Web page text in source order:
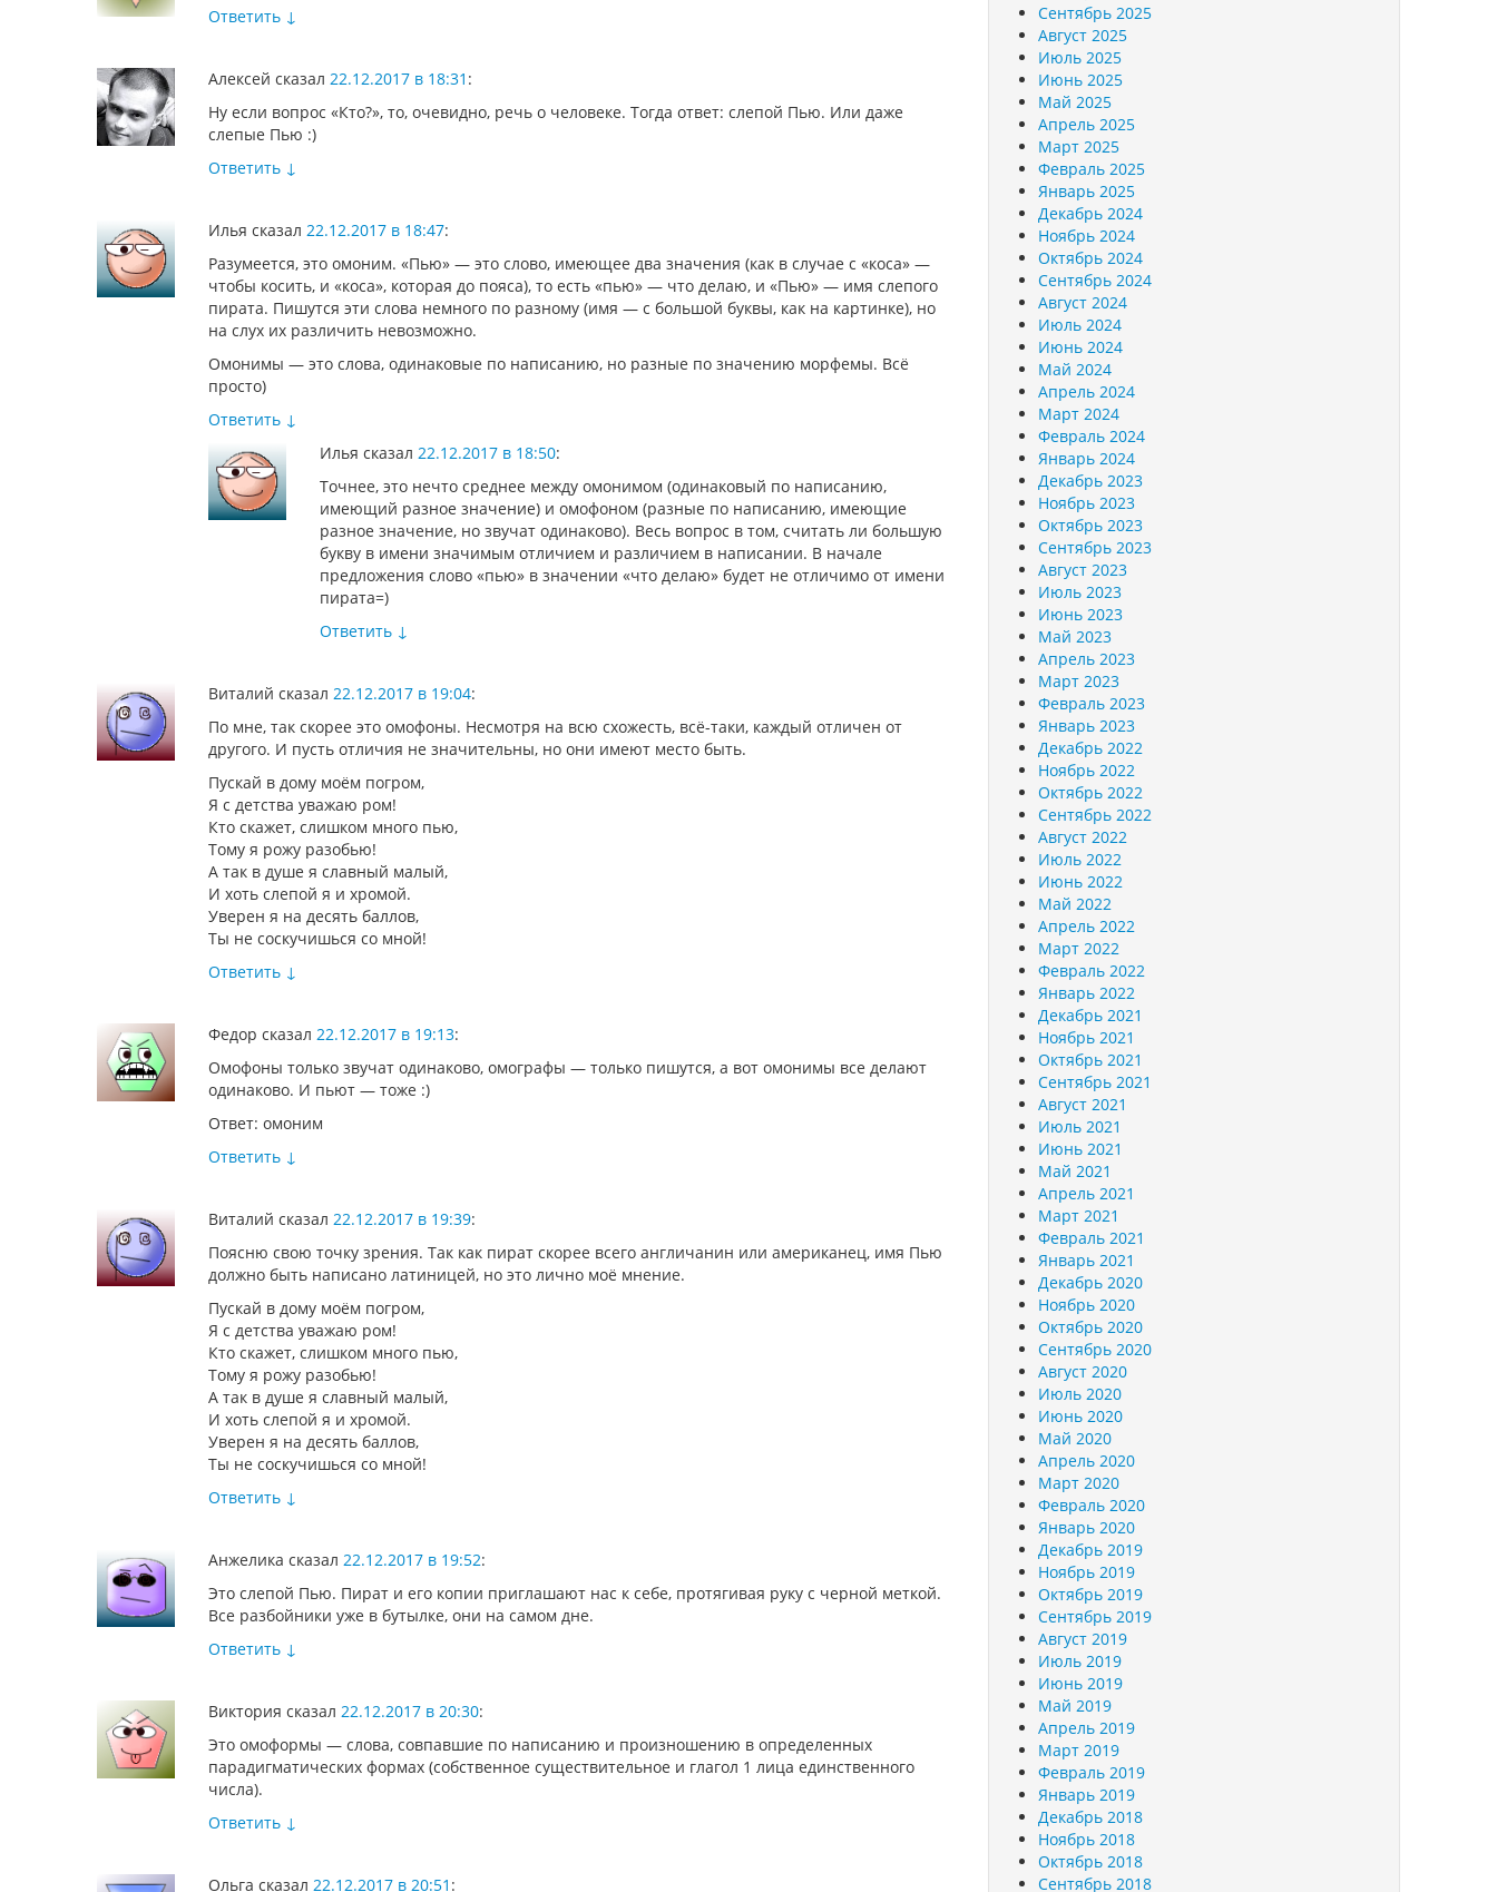
Ответить ↓
Алексей сказал 22.12.2017 в 18:31 :
Ну если вопрос «Кто?», то, очевидно, речь о человеке. Тогда ответ: слепой Пью. Или даже
слепые Пью :)
Ответить ↓
Илья сказал 22.12.2017 в 18:47:
Разумеется, это омоним. «Пью» — это слово, имеющее два значения (как в случае с «коса» —
чтобы косить, и «коса», которая до пояса), то есть «пью» — что делаю, и «Пью» — имя слепого
пирата. Пишутся эти слова немного по разному (имя — с большой буквы, как на картинке), но
на слух их различить невозможно.
Омонимы — это слова, одинаковые по написанию, но разные по значению морфемы. Всё
просто)
Ответить ↓
Илья сказал 22.12.2017 в 18:50:
Точнее, это нечто среднее между омонимом (одинаковый по написанию,
имеющий разное значение) и омофоном (разные по написанию, имеющие
разное значение, но звучат одинаково). Весь вопрос в том, считать ли большую
букву в имени значимым отличием и различием в написании. В начале
предложения слово «пью» в значении «что делаю» будет не отличимо от имени
пирата=)
Ответить ↓
Виталий сказал 22.12.2017 в 19:04:
По мне, так скорее это омофоны. Несмотря на всю схожесть, всё-таки, каждый отличен от
другого. И пусть отличия не значительны, но они имеют место быть.
Пускай в дому моём погром,
Я с детства уважаю ром!
Кто скажет, слишком много пью,
Тому я рожу разобью!
А так в душе я славный малый,
И хоть слепой я и хромой.
Уверен я на десять баллов,
Ты не соскучишься со мной!
Ответить ↓
Федор сказал 22.12.2017 в 19:13:
Омофоны только звучат одинаково, омографы — только пишутся, а вот омонимы все делают
одинаково. И пьют — тоже :)
Ответ: омоним
Ответить ↓
Виталий сказал 22.12.2017 в 19:39:
Поясню свою точку зрения. Так как пират скорее всего англичанин или американец, имя Пью
должно быть написано латиницей, но это лично моё мнение.
Пускай в дому моём погром,
Я с детства уважаю ром!
Кто скажет, слишком много пью,
Тому я рожу разобью!
А так в душе я славный малый,
И хоть слепой я и хромой.
Уверен я на десять баллов,
Ты не соскучишься со мной!
Ответить ↓
Анжелика сказал 22.12.2017 в 19:52:
Это слепой Пью. Пират и его копии приглашают нас к себе, протягивая руку с черной меткой.
Все разбойники уже в бутылке, они на самом дне.
Ответить ↓
Виктория сказал 22.12.2017 в 20:30:
Это омоформы — слова, совпавшие по написанию и произношению в определенных
парадигматических формах (собственное существительное и глагол 1 лица единственного
числа).
Ответить ↓
Ольга сказал 22.12.2017 в 20:51 :
Сентябрь 2025
Август 2025
Июль 2025
Июнь 2025
Май 2025
Апрель 2025
Март 2025
Февраль 2025
Январь 2025
Декабрь 2024
Ноябрь 2024
Октябрь 2024
Сентябрь 2024
Август 2024
Июль 2024
Июнь 2024
Май 2024
Апрель 2024
Март 2024
Февраль 2024
Январь 2024
Декабрь 2023
Ноябрь 2023
Октябрь 2023
Сентябрь 2023
Август 2023
Июль 2023
Июнь 2023
Май 2023
Апрель 2023
Март 2023
Февраль 2023
Январь 2023
Декабрь 2022
Ноябрь 2022
Октябрь 2022
Сентябрь 2022
Август 2022
Июль 2022
Июнь 2022
Май 2022
Апрель 2022
Март 2022
Февраль 2022
Январь 2022
Декабрь 2021
Ноябрь 2021
Октябрь 2021
Сентябрь 2021
Август 2021
Июль 2021
Июнь 2021
Май 2021
Апрель 2021
Март 2021
Февраль 2021
Январь 2021
Декабрь 2020
Ноябрь 2020
Октябрь 2020
Сентябрь 2020
Август 2020
Июль 2020
Июнь 2020
Май 2020
Апрель 2020
Март 2020
Февраль 2020
Январь 2020
Декабрь 2019
Ноябрь 2019
Октябрь 2019
Сентябрь 2019
Август 2019
Июль 2019
Июнь 2019
Май 2019
Апрель 2019
Март 2019
Февраль 2019
Январь 2019
Декабрь 2018
Ноябрь 2018
Октябрь 2018
Сентябрь 2018